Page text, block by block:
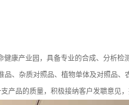
康产业园，具备专业的合成、分析检
、杂质对照品、植物单体及对照品、
品的质量，积极接纳客户发聩意见，